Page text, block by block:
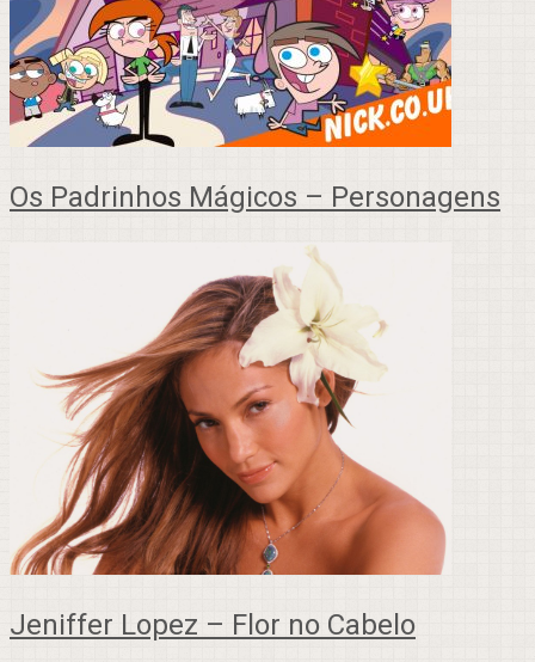
Os Padrinhos Mágicos – Personagens
Jeniffer Lopez – Flor no Cabelo